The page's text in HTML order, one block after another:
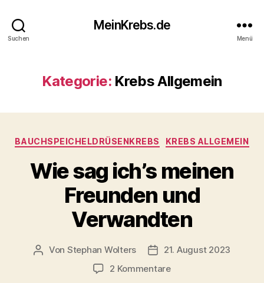
Suchen
MeinKrebs.de
Menü
Kategorie: Krebs Allgemein
Kategorien
BAUCHSPEICHELDRÜSENKREBS KREBS ALLGEMEIN
Wie sag ich’s meinen
Freunden und
Verwandten
Beitragsautor
Von Stephan Wolters Veröffentlichungsdatum
21. August 2023
2 Kommentarezu